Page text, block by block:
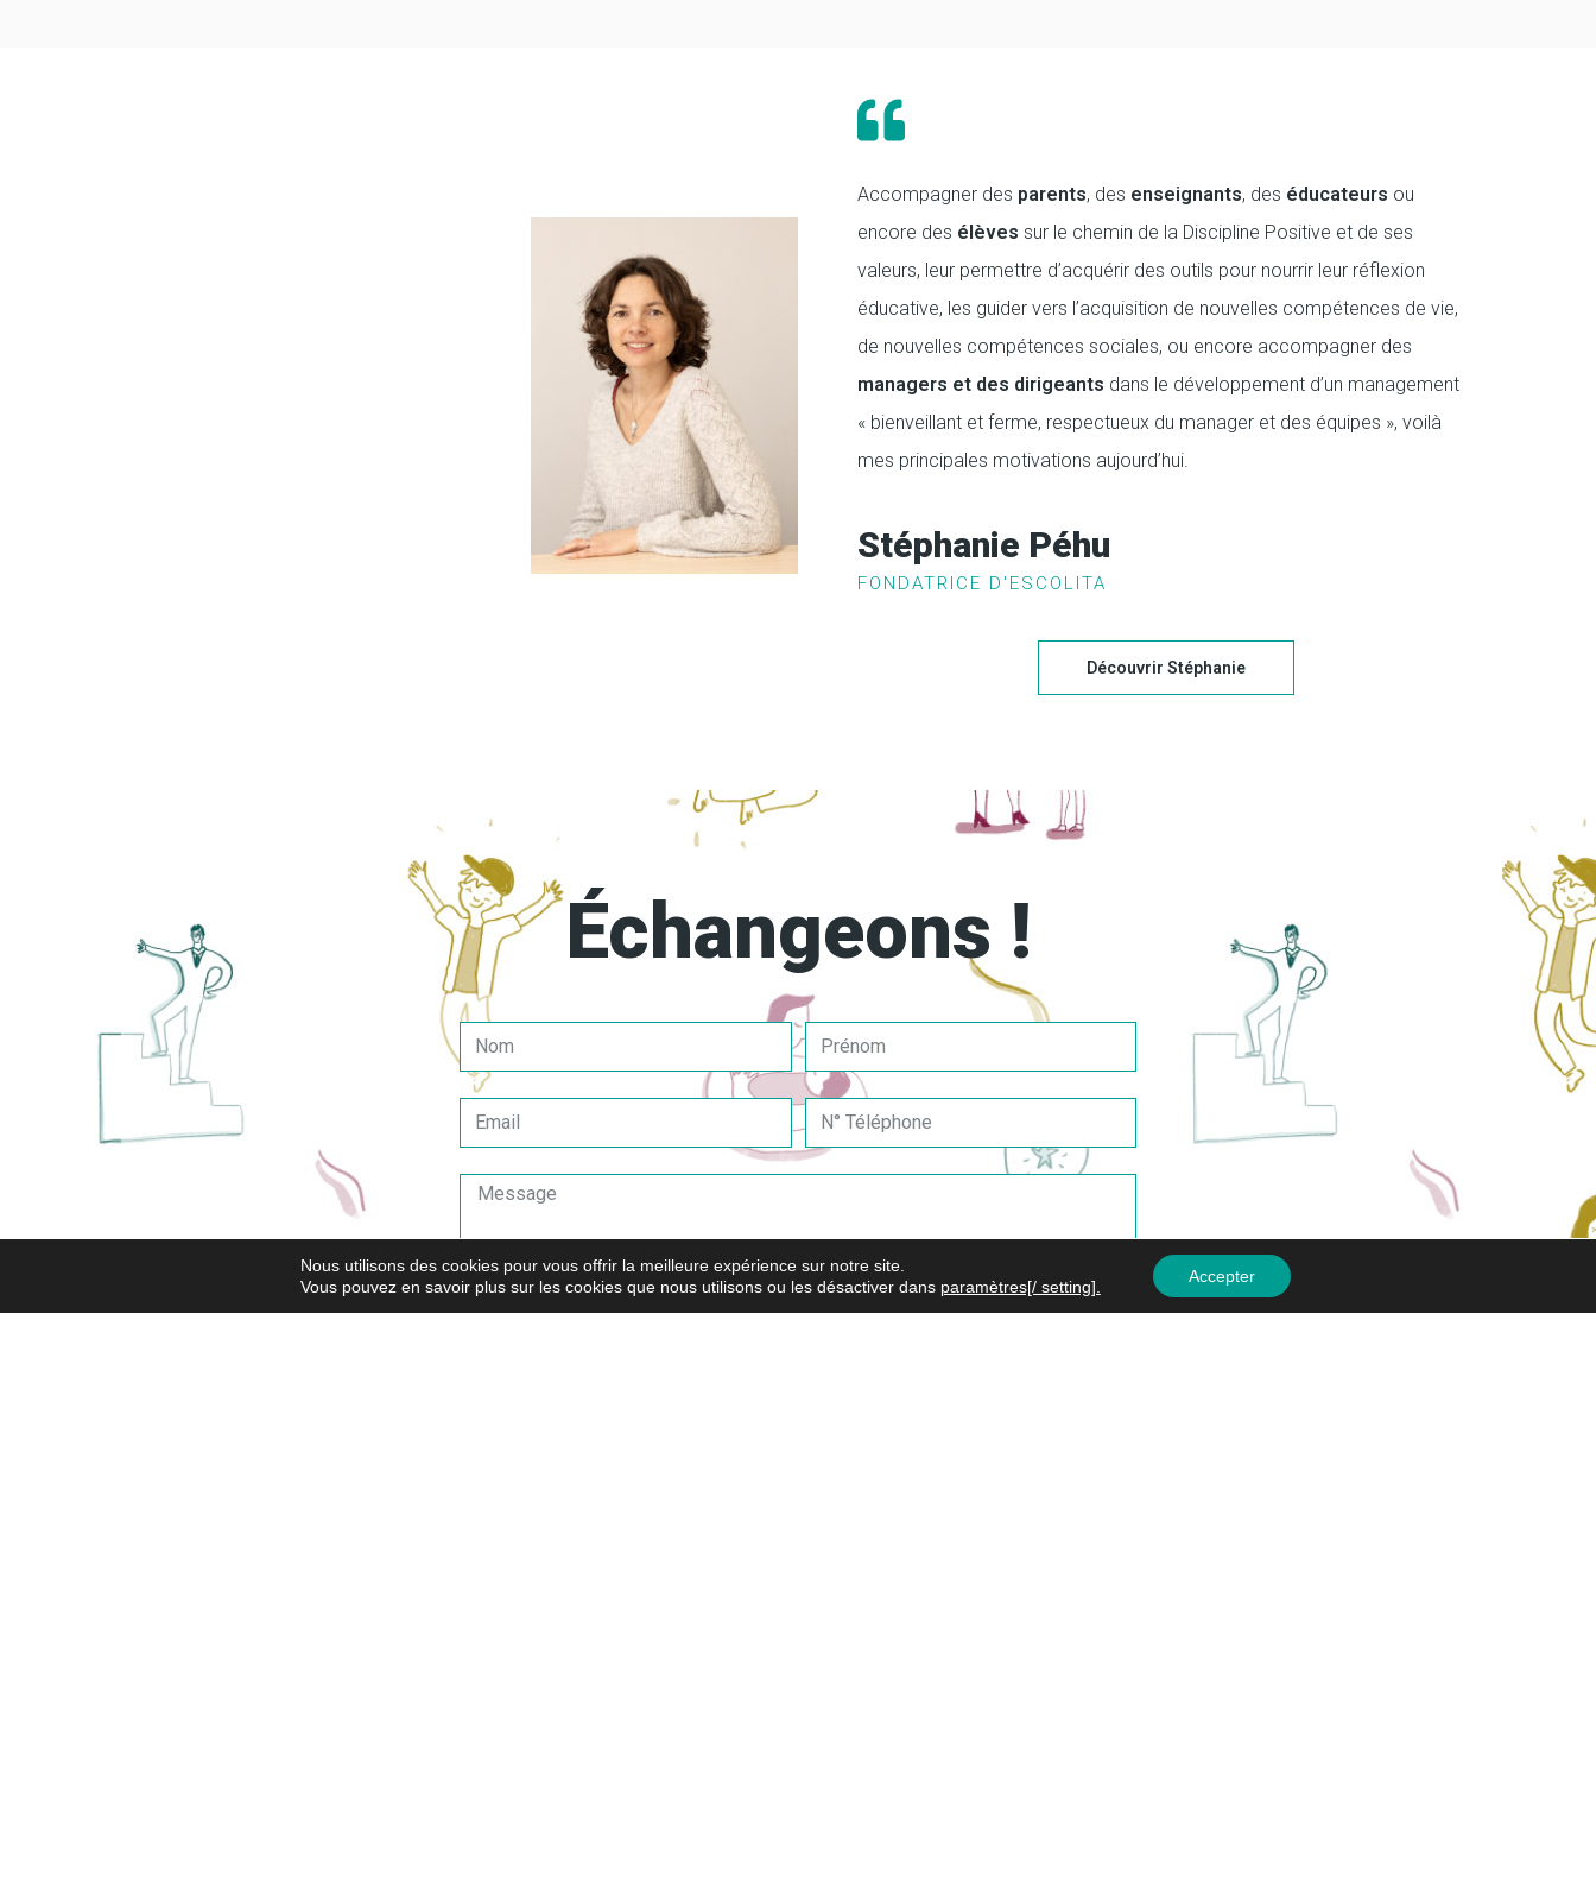
Accompagner des parents, des enseignants, des éducateurs ou
encore des élèves sur le chemin de la Discipline Positive et de ses
valeurs, leur permettre d’acquérir des outils pour nourrir leur réflexion
éducative, les guider vers l’acquisition de nouvelles compétences de vie,
de nouvelles compétences sociales, ou encore accompagner des
managers et des dirigeants dans le développement d’un management
« bienveillant et ferme, respectueux du manager et des équipes », voilà
mes principales motivations aujourd’hui.
Stéphanie Péhu
FONDATRICE D'ESCOLITA
Découvrir Stéphanie
Échangeons !
Engagements
Associer Fermeté ET Bienveillance en
s’appuyant sur l’encouragement pour
amener chacun à révéler ses talents et
compétences.
Coordonnées
Mail: stephanie.pehu@escolita.fr
Tél: 06 50 03 37 50
Bureau: 25 Rue Lenepveu – Angers
Me Suivre
2020 Mentions légales| Politique de confidentialité |Gestion des cookies| Fait avec ♥ parQuatrix- Marketing à temps partagé
Nous utilisons des cookies pour vous offrir la meilleure expérience sur notre site.
Vous pouvez en savoir plus sur les cookies que nous utilisons ou les désactiver dans paramètres[/ setting].
Accepter